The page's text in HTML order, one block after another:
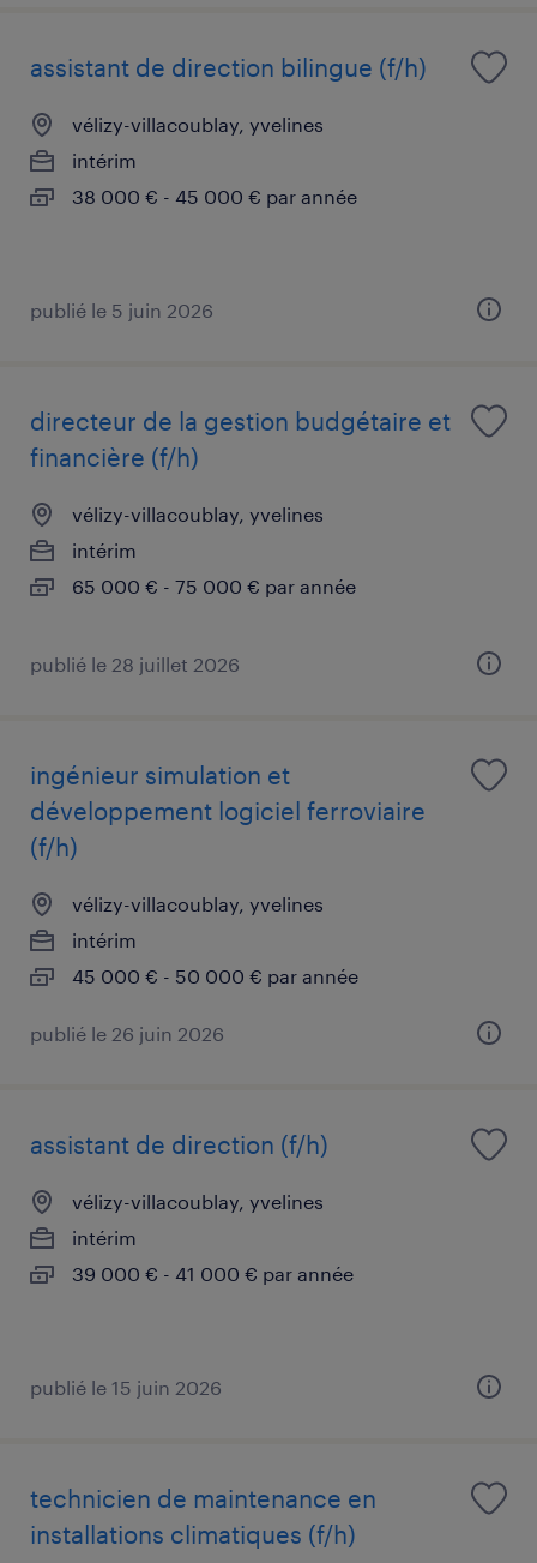
assistant de direction bilingue (f/h)
vélizy-villacoublay, yvelines
intérim
38 000 € - 45 000 € par année
publié le 5 juin 2026
directeur de la gestion budgétaire et
financière (f/h)
vélizy-villacoublay, yvelines
intérim
65 000 € - 75 000 € par année
publié le 28 juillet 2026
ingénieur simulation et
développement logiciel ferroviaire
(f/h)
vélizy-villacoublay, yvelines
intérim
45 000 € - 50 000 € par année
publié le 26 juin 2026
assistant de direction (f/h)
vélizy-villacoublay, yvelines
intérim
39 000 € - 41 000 € par année
publié le 15 juin 2026
technicien de maintenance en
installations climatiques (f/h)